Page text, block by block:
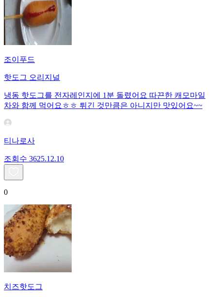
조이푸드
핫도그 오리지널
냉동 핫도그를 전자레인지에 1분 돌렸어요 따끈한 캐모마일
차와 함께 먹어요ㅎㅎ 튀긴 것만큼은 아니지만 맛있어요~~
티나로사
조회수 3625.12.10
0
치즈핫도그